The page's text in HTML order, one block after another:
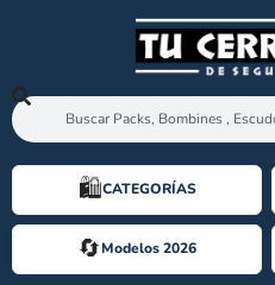
🛍️️CATEGORÍAS
🔄Modelos 2026